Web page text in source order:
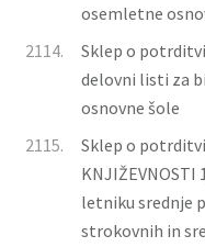
osemletne
2114.
Sklep o potrditvi
delovni listi za
osnovne šole
2115.
Sklep o potrditvi
KNJIŽEVNOSTI
letniku srednje
strokovnih in